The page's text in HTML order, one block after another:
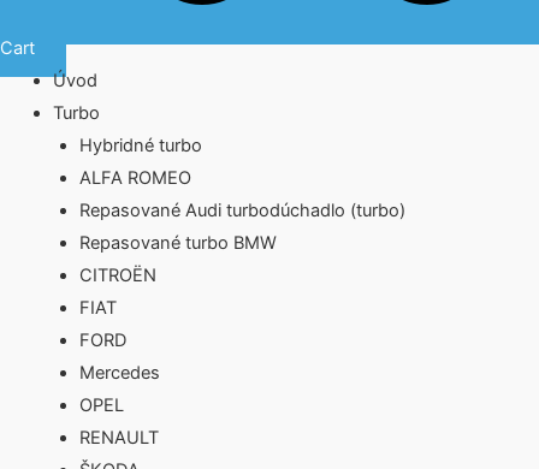
Cart
Úvod
Turbo
Hybridné turbo
ALFA ROMEO
Repasované Audi turbodúchadlo (turbo)
Repasované turbo BMW
CITROËN
FIAT
FORD
Mercedes
OPEL
RENAULT